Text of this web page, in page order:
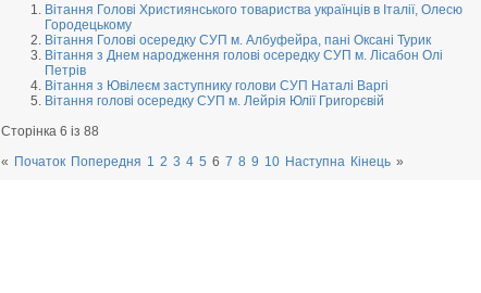
Вітання Голові Християнського товариства українців в Італії, Олесю
Городецькому
Вітання Голові осередку СУП м. Албуфейра, пані Оксані Турик
Вітання з Днем народження голові осередку СУП м. Лісабон Олі
Петрів
Вітання з Ювілеєм заступнику голови СУП Наталі Варгі
Вітання голові осередку СУП м. Лейрія Юлії Григорєвій
Сторінка 6 із 88
« Початок Попередня 1 2 3 4 5 6 7 8 9 10 Наступна Кінець »